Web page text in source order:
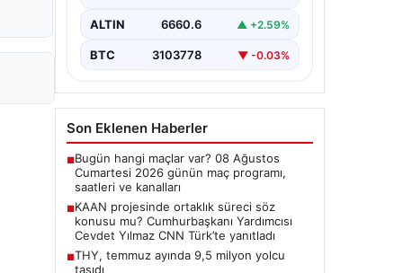
Yılmaz, CNN Türk canlı yayınında
Mekke Ortak…
ALTIN 6660.6 ▲ +2.59%
BTC 3103778 ▼ -0.03%
Son Eklenen Haberler
■Bugün hangi maçlar var? 08 Ağustos
Cumartesi 2026 günün maç programı,
saatleri ve kanalları
■KAAN projesinde ortaklık süreci söz
konusu mu? Cumhurbaşkanı Yardımcısı
Cevdet Yılmaz CNN Türk’te yanıtladı
■THY, temmuz ayında 9,5 milyon yolcu
taşıdı